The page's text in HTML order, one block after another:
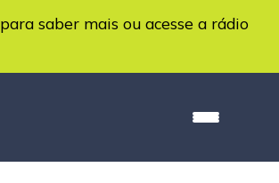
para saber mais ou acesse a rádio